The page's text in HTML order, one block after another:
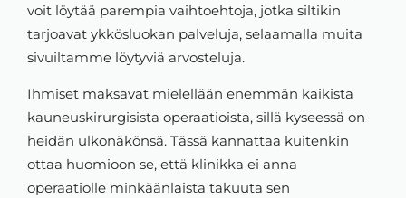
voit löytää parempia vaihtoehtoja, jotka siltikin
tarjoavat ykkösluokan palveluja, selaamalla muita
sivuiltamme löytyviä arvosteluja.
Ihmiset maksavat mielellään enemmän kaikista
kauneuskirurgisista operaatioista, sillä kyseessä on
heidän ulkonäkönsä. Tässä kannattaa kuitenkin
ottaa huomioon se, että klinikka ei anna
operaatiolle minkäänlaista takuuta sen